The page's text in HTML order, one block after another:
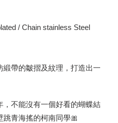
/ Chain stainless Steel
帶的皺摺及紋理，打造出一
，不能沒有一個好看的蝴蝶結
青海搖的柯南同學🎀